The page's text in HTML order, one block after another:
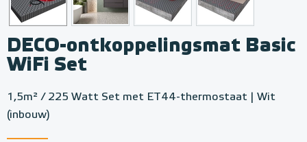
DECO-ontkoppelingsmat Basic
WiFi Set
1,5m² / 225 Watt Set met ET44-thermostaat | Wit
(inbouw)